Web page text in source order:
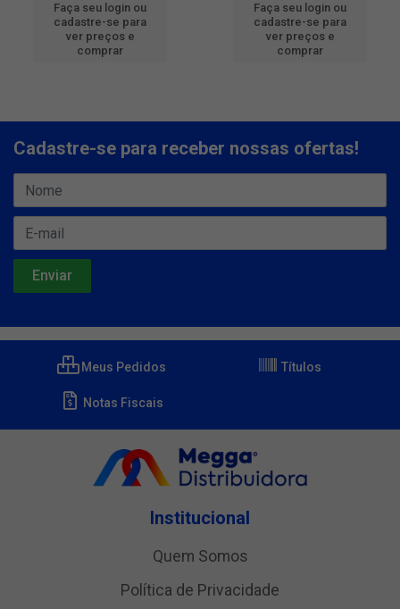
Faça seu login ou
cadastre-se para
ver preços e
comprar
Faça seu login ou
cadastre-se para
ver preços e
comprar
Cadastre-se para receber nossas ofertas!
Meus Pedidos Títulos
Notas Fiscais
Institucional
Quem Somos
Política de Privacidade